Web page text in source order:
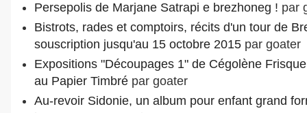
Persepolis de Marjane Satrapi e brezhoneg ! par
Bistrots, rades et comptoirs, récits d'un tour de
souscription jusqu'au 15 octobre 2015 par goater
Expositions "Découpages 1" de Cégolène
au Papier Timbré par goater
Au-revoir Sidonie, un album pour enfant grand